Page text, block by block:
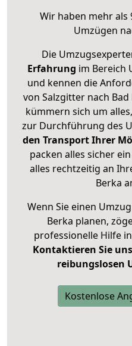
Wir haben mehr als
Umzügen
Die
Erfahrung im Bereich
und kennen die
von Salzgitter nach
kümmern sich um
zur Durchführung des
den Transport Ihrer
packen alles sicher
alles rechtzeitig an
Berka
Wenn Sie einen
Berka planen,
professionelle Hilfe
Kontaktieren Sie
reibungslosen
Kostenlose